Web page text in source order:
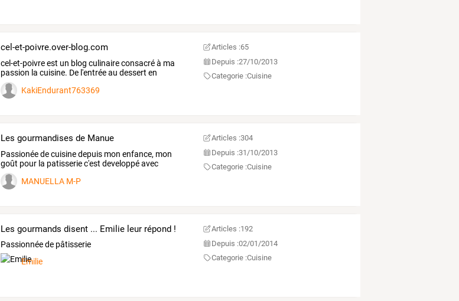
cel-et-poivre.over-blog.com
cel-et-poivreest un blog culinaireconsacréà ma
passion la cuisine. De l'entréeau dessert en
passant
KakiEndurant763369
Articles :65
Depuis :27/10/2013
Categorie :Cuisine
Les gourmandises de Manue
Passionéedecuisinedepuis mon enfance, mon
goût pour la patisseriec'est developpéavec
l'arrivée
MANUELLA M-P
Articles :304
Depuis :31/10/2013
Categorie :Cuisine
Les gourmands disent ... Emilie leur répond !
Passionnée de pâtisserie
Emilie
Articles :192
Depuis :02/01/2014
Categorie :Cuisine